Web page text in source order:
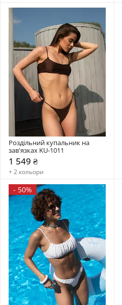
Роздільний купальник на
зав'язках KU-1011
1 549 ₴
+ 2 кольори
- 50%